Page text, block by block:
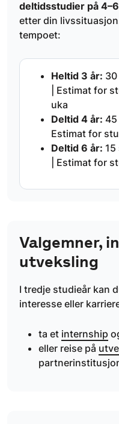
deltidsstudier på
etter din
tempoet:
Heltid 3 år:
| Estimat for
uka
Deltid 4 år: 45
Estimat for
Deltid 6 år:
| Estimat for
Valgemner,
utveksling
I tredje studieår kan
interesse eller
ta et internship
eller reise på